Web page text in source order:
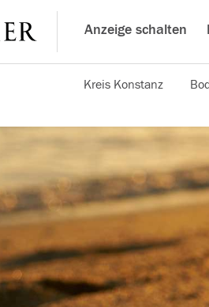
Anzeige schalten
Kreis Konstanz